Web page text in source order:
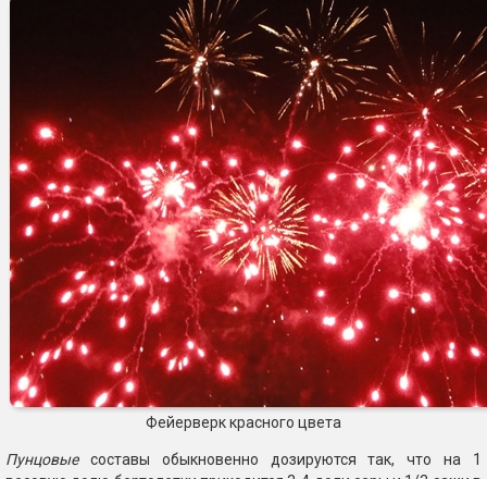
Фейерверк красного цвета
Пунцовыесоставы обыкновенно дозируются так, что на 1